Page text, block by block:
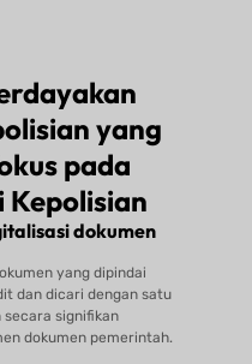
yang
pada
Kepolisian
dokumen
yang dipindai
dan dicari dengan satu
secara signifikan
dokumen pemerintah.